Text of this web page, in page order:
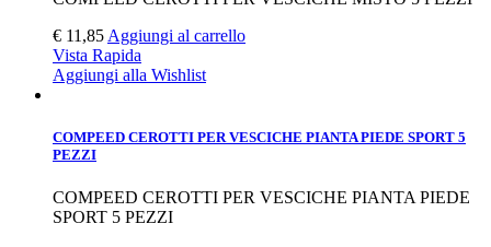
€ 11,85 Aggiungi al carrello
Vista Rapida
Aggiungi alla Wishlist
COMPEED CEROTTI PER VESCICHE PIANTA PIEDE SPORT 5
PEZZI
COMPEED CEROTTI PER VESCICHE PIANTA PIEDE
SPORT 5 PEZZI